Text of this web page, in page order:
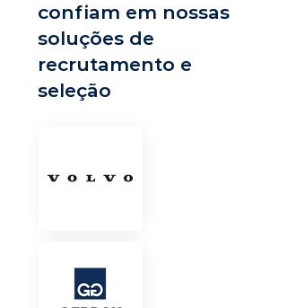
confiam em nossas
soluções de
recrutamento e
seleção